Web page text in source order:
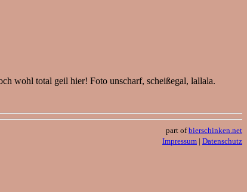
wohl total geil hier! Foto unscharf, scheißegal, lallala.
part ofbierschinken.net
Impressum | Datenschutz